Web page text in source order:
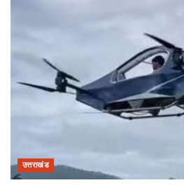
उत्तराखंड